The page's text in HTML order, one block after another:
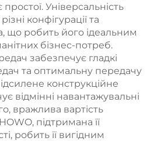
простої. Універсальність
конфігурації та
що робить його ідеальним
бізнес-потреб.
забезпечує гладкі
та оптимальну передачу
конструкційне
відмінні навантажувальні
вражлива вартість
підтримана її
робить її вигідним